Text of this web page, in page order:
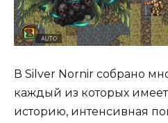
В Silver Nornir собрано
каждый из которых
историю, интенсивная